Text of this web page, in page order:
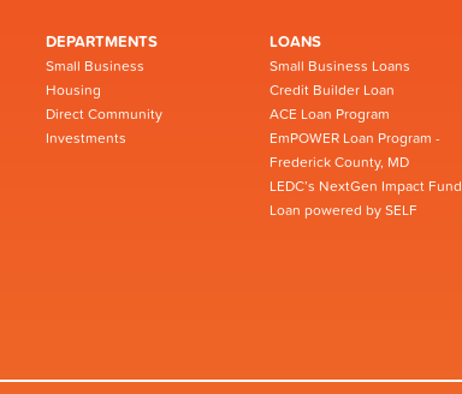
DEPARTMENTS
Small Business
Housing
Direct Community
Investments
LOANS
Small Business Loans
Credit Builder Loan
ACE Loan Program
EmPOWER Loan Program -
Frederick County, MD
LEDC’s NextGen Impact Fund
Loan powered by SELF